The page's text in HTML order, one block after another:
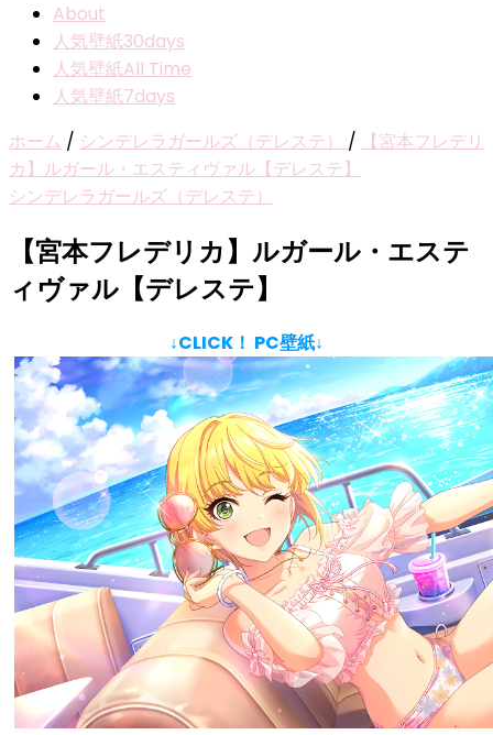
About
人気壁紙30days
人気壁紙All Time
人気壁紙7days
ホーム / シンデレラガールズ（デレステ） /
【宮本フレデリ
カ】ルガール・エスティヴァル【デレステ】
シンデレラガールズ（デレステ）
【宮本フレデリカ】ルガール・エステ
ィヴァル【デレステ】
↓CLICK！ PC壁紙↓